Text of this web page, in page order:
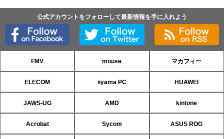
公式アカウントをフォローして最新情報を手に入れよう
FMV mouse マカフィー
ELECOM iiyama PC HUAWEI
JAWS-UG AMD kintone
Acrobat Sycom ASUS ROG